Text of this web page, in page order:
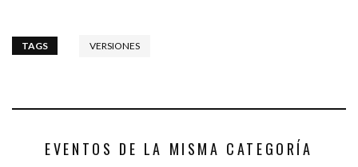
TAGS VERSIONES
EVENTOS DE LA MISMA CATEGORÍA